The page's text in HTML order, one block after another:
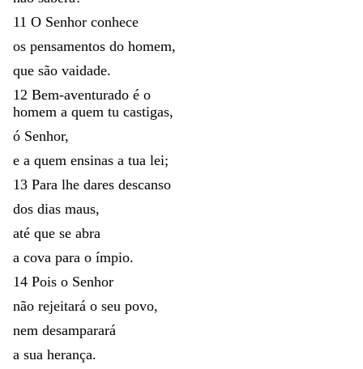
11 O Senhor conhece
os pensamentos do homem,
que são vaidade.
12 Bem-aventurado é o
homem a quem tu castigas,
ó Senhor,
e a quem ensinas a tua lei;
13 Para lhe dares descanso
dos dias maus,
até que se abra
a cova para o ímpio.
14 Pois o Senhor
não rejeitará o seu povo,
nem desamparará
a sua herança.